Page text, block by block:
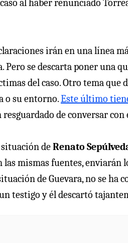
al haber renunciado
irán en una línea
Pero se descarta poner una
del caso. Otro tema que
o su entorno.Este último
de conversar con
deRenato
las mismas fuentes,
de Guevara, no se ha
testigo y él descartó